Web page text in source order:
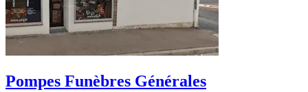
Pompes Funèbres Générales